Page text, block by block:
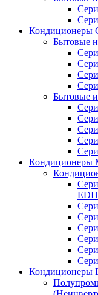
Кондиционеры
Бытовые
Бытовые
Кондиционеры
Кондиционеры